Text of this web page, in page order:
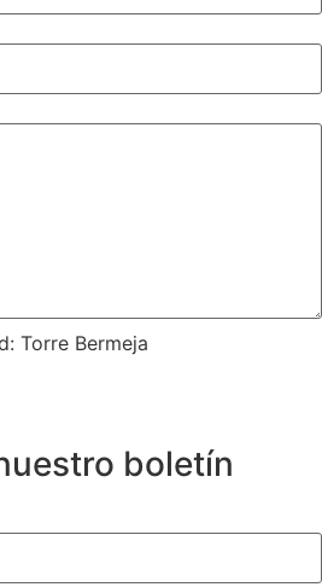
Torre Bermeja
boletín